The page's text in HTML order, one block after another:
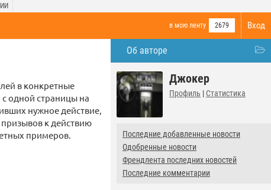
Вход
в мою ленту 2679
Об авторе
Джокер
Профиль | Статистика
Последние добавленные новости
Одобренные новости
Френдлента последних новостей
Последние комментарии
в конкретные
одной страницы на
нужное действие,
к действию
примеров.